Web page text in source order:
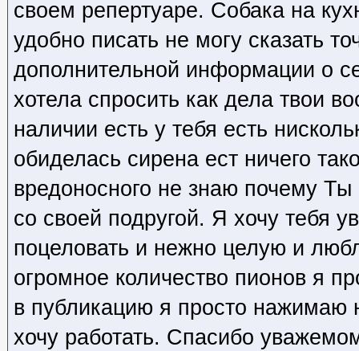
своем репертуаре. Собака на
удобно писать не могу сказать
дополнительной информации о
хотела спросить как дела твои
наличии есть у тебя есть
обиделась сирена ест ничего
вредоносного не знаю почему
со своей подругой. Я хочу тебя
поцеловать и нежно целую и
огромное количество пионов я
в публикацию я просто нажимаю
хочу работать. Спасибо